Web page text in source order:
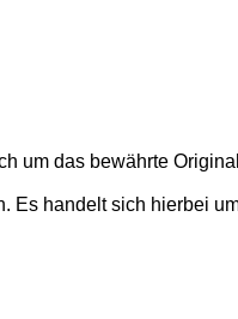
um das bewährte
handelt sich hierbei